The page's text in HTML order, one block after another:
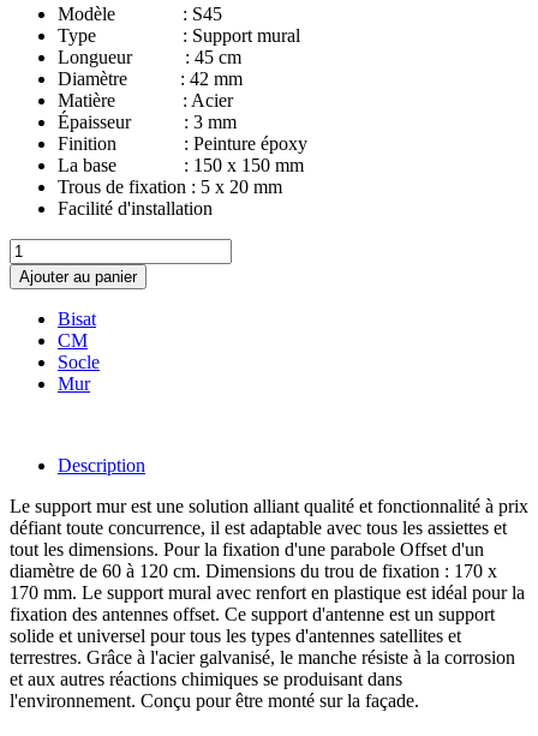
Modèle : S45
Type : Support mural
Longueur : 45 cm
Diamètre : 42 mm
Matière : Acier
Épaisseur : 3 mm
Finition : Peinture époxy
La base : 150 x 150 mm
Trous de fixation : 5 x 20 mm
Facilité d'installation
Ajouter au panier
Bisat
CM
Socle
Mur
Description
Le support mur est une solution alliant qualité et fonctionnalité à prix
défiant toute concurrence, il est adaptable avec tous les assiettes et
tout les dimensions. Pour la fixation d'une parabole Offset d'un
diamètre de 60 à 120 cm. Dimensions du trou de fixation : 170 x
170 mm. Le support mural avec renfort en plastique est idéal pour la
fixation des antennes offset. Ce support d'antenne est un support
solide et universel pour tous les types d'antennes satellites et
terrestres. Grâce à l'acier galvanisé, le manche résiste à la corrosion
et aux autres réactions chimiques se produisant dans
l'environnement. Conçu pour être monté sur la façade.